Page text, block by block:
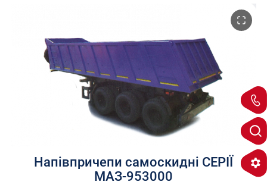
Напівпричепи самоскидні СЕРІЇ
МАЗ-953000